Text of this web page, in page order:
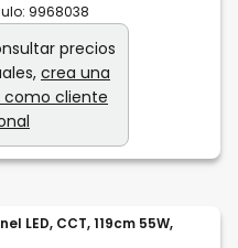
9968038
precios
crea una
cliente
LED, CCT, 119cm 55W,